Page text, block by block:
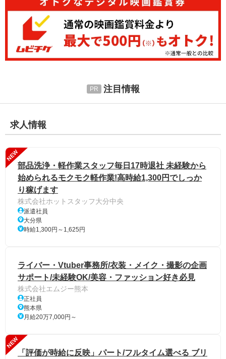
注目情報
求人情報
NEW
部品洗浄・軽作業スタッフ毎日17時退社 未経験から
始められるモクモク軽作業!高時給1,300円でしっか
り稼げます
株式会社ホットスタッフ大分中央
派遣社員
大分県
時給1,300円～1,625円
ライバー・Vtuber事務所/衣装・メイク・撮影の企画
サポート/未経験OK/美容・ファッション好き必見
株式会社エムジー熊本
正社員
熊本県
月給20万7,000円～
NEW
「評価が時給に反映」パート/フルタイム選べる ブリ